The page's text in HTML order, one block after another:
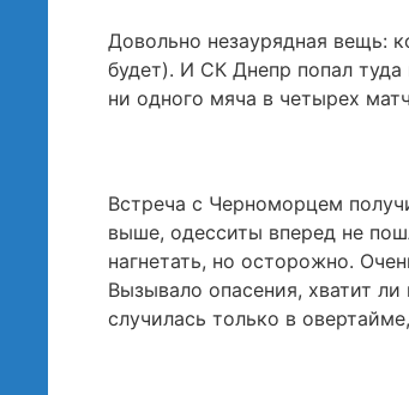
Довольно незаурядная вещь:
будет). И СК Днепр попал
ни одного мяча в четырех
Встреча с Черноморцем
выше, одесситы вперед не
нагнетать, но осторожно.
Вызывало опасения, хватит
случилась только в